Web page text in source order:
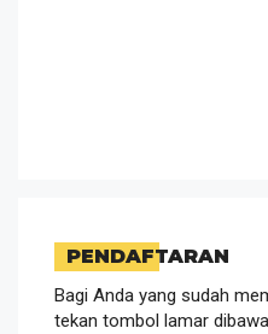
PENDAFTARAN
Bagi Anda yang sudah
tekan tombol lamar